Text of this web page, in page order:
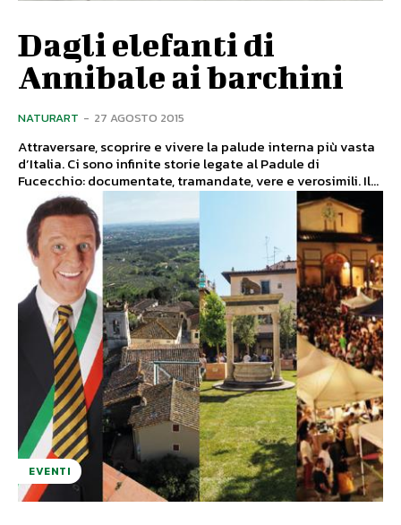
Dagli elefanti di
Annibale ai barchini
NATURART - 27 AGOSTO 2015
Attraversare, scoprire e vivere la palude interna più vasta
d’Italia. Ci sono infinite storie legate al Padule di
Fucecchio: documentate, tramandate, vere e verosimili. Il...
EVENTI